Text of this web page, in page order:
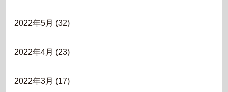
2022年5月 (32)
2022年4月 (23)
2022年3月 (17)